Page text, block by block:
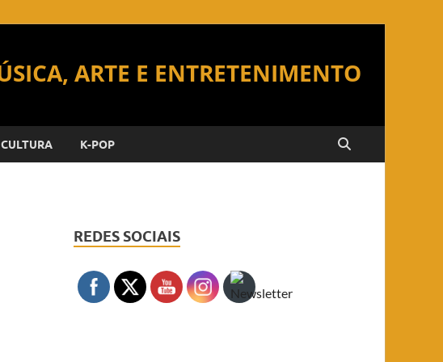
CULTURA K-POP
REDES SOCIAIS